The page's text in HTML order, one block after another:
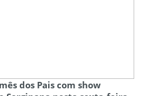
dos Pais com show